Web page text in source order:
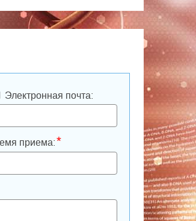
Электронная почта:
приема:*